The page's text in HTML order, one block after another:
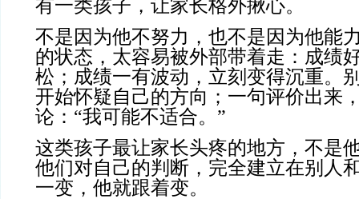
有一类孩子，让家长格外揪心。
不是因为他不努力，也不是因为他能
的状态，太容易被外部带着走：成绩
松；成绩一有波动，立刻变得沉重。
开始怀疑自己的方向；一句评价出来
论：“我可能不适合。”
这类孩子最让家长头疼的地方，不是
他们对自己的判断，完全建立在别
一变，他就跟着变。